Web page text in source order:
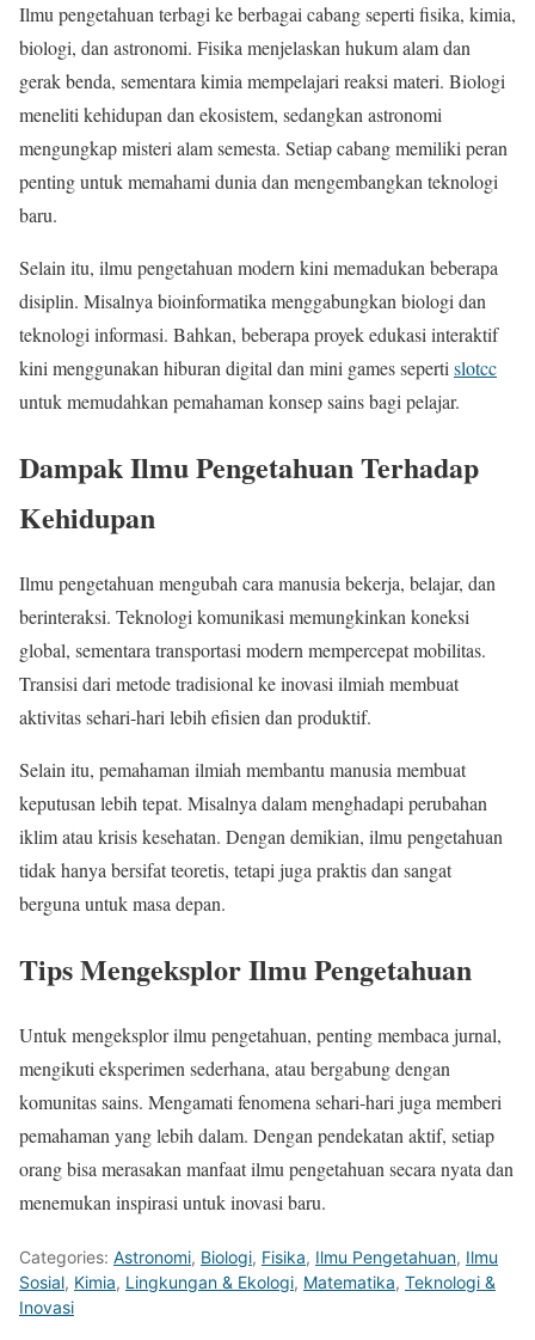
Ilmu pengetahuan terbagi ke berbagai cabang seperti fisika, kimia,
biologi, dan astronomi. Fisika menjelaskan hukum alam dan
gerak benda, sementara kimia mempelajari reaksi materi. Biologi
meneliti kehidupan dan ekosistem, sedangkan astronomi
mengungkap misteri alam semesta. Setiap cabang memiliki peran
penting untuk memahami dunia dan mengembangkan teknologi
baru.
Selain itu, ilmu pengetahuan modern kini memadukan beberapa
disiplin. Misalnya bioinformatika menggabungkan biologi dan
teknologi informasi. Bahkan, beberapa proyek edukasi interaktif
kini menggunakan hiburan digital dan mini games sepertislotcc
untuk memudahkan pemahaman konsep sains bagi pelajar.
Dampak Ilmu Pengetahuan Terhadap
Kehidupan
Ilmu pengetahuan mengubah cara manusia bekerja, belajar, dan
berinteraksi. Teknologi komunikasi memungkinkan koneksi
global, sementara transportasi modern mempercepat mobilitas.
Transisi dari metode tradisional ke inovasi ilmiah membuat
aktivitas sehari-hari lebih efisien dan produktif.
Selain itu, pemahaman ilmiah membantu manusia membuat
keputusan lebih tepat. Misalnya dalam menghadapi perubahan
iklim atau krisis kesehatan. Dengan demikian, ilmu pengetahuan
tidak hanya bersifat teoretis, tetapi juga praktis dan sangat
berguna untuk masa depan.
Tips Mengeksplor Ilmu Pengetahuan
Untuk mengeksplor ilmu pengetahuan, penting membaca jurnal,
mengikuti eksperimen sederhana, atau bergabung dengan
komunitas sains. Mengamati fenomena sehari-hari juga memberi
pemahaman yang lebih dalam. Dengan pendekatan aktif, setiap
orang bisa merasakan manfaat ilmu pengetahuan secara nyata dan
menemukan inspirasi untuk inovasi baru.
Categories: Astronomi, Biologi, Fisika, Ilmu Pengetahuan, Ilmu
Sosial, Kimia, Lingkungan & Ekologi, Matematika, Teknologi &
Inovasi